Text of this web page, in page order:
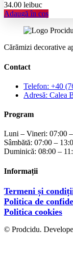
34.00 leibuc
Adaugă în coș
Cărămizi decorative
Contact
Telefon: +40
Adresă: Calea
Program
Luni – Vineri: 07:00
Sâmbătă: 07:00 –
Duminică: 08:00 –
Informații
Termeni și
Politica de
Politica cookies
© Prodcidu.